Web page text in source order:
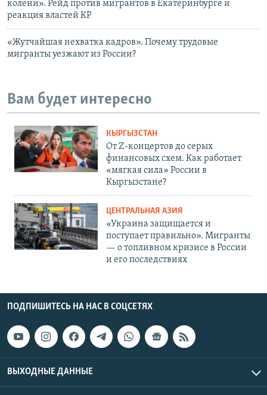
колени». Рейд против мигрантов в Екатеринбурге и
реакция властей КР
«Жутчайшая нехватка кадров». Почему трудовые
мигранты уезжают из России?
Вам будет интересно
КЫРГЫЗСТАН
От Z-концертов до серых
финансовых схем. Как работает
«мягкая сила» России в
Кыргызстане?
ЦЕНТРАЛЬНАЯ АЗИЯ
«Украина защищается и
поступает правильно». Мигранты
— о топливном кризисе в России
и его последствиях
ПОДПИШИТЕСЬ НА НАС В СОЦСЕТЯХ
ВЫХОДНЫЕ ДАННЫЕ